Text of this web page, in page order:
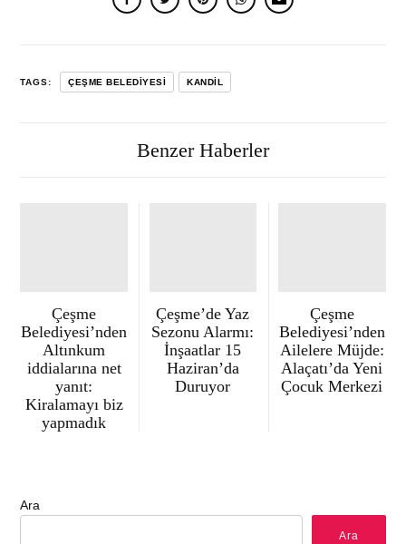
TAGS: ÇEŞME BELEDIYESI KANDIL
Benzer Haberler
Çeşme
Belediyesi’nden
Altınkum
iddialarına net
yanıt:
Kiralamayı biz
yapmadık
Çeşme’de Yaz
Sezonu Alarmı:
İnşaatlar 15
Haziran’da
Duruyor
Çeşme
Belediyesi’nden
Ailelere Müjde:
Alaçatı’da Yeni
Çocuk Merkezi
Ara
Ara